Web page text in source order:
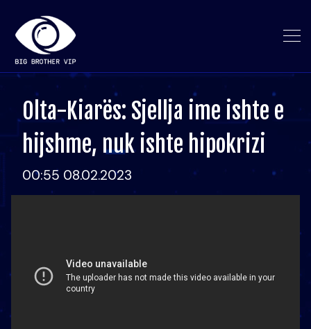
Olta-Kiarës: Sjellja ime ishte e
hijshme, nuk ishte hipokrizi
00:55 08.02.2023